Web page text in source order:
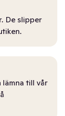
De slipper
lämna till vår